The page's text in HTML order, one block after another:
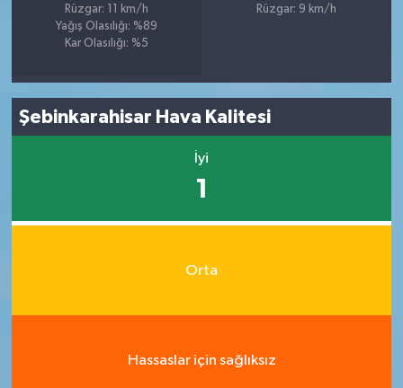
Rüzgar: 11 km/h
Yağış Olasılığı: %89
Kar Olasılığı: %5
Rüzgar: 9 km/h
Şebinkarahisar Hava Kalitesi
İyi
1
Orta
Hassaslar için sağlıksız